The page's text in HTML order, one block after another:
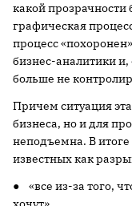
какой прозрачности
графическая
процесс
бизнес-аналитики
больше не
Причем ситуация
бизнеса, но и для
неподъемна. В
известных как
● «все из-за того,